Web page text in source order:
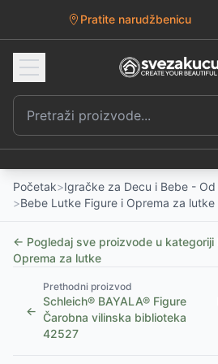
Pratite narudžbenicu
Početak>Igračke za Decu i Bebe -
>Bebe Lutke Figure i Oprema za lutke
← Pogledaj sve proizvode u kategoriji
Oprema za lutke
←
Prethodni proizvod
Schleich® BAYALA® Figure
Čarobna vilinska biblioteka
42527